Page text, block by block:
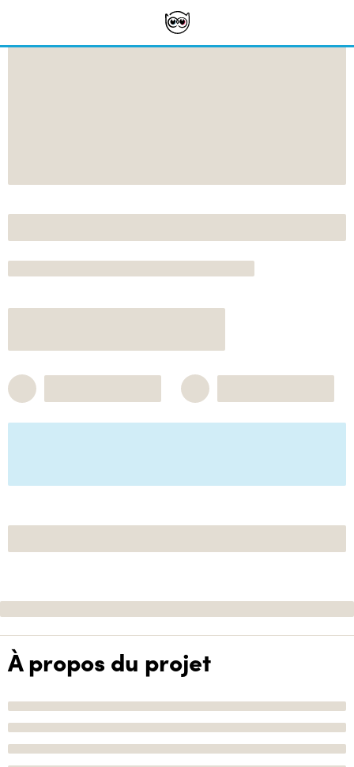
À propos du projet